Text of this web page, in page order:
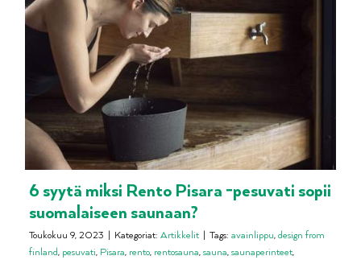
6 syytä miksi Rento Pisara -pesuvati sopii
suomalaiseen saunaan?
Toukokuu 9, 2023 | Kategoriat: Artikkelit | Tags: avainlippu,design from
finland, pesuvati, Pisara, rento, rentosauna,sauna,saunaperinteet,